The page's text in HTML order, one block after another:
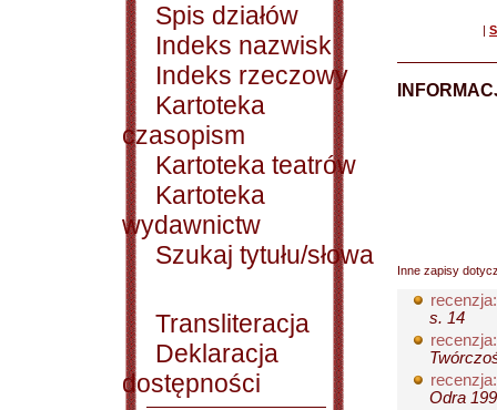
Spis działów
Indeks nazwisk
Indeks rzeczowy
Kartoteka
czasopism
Kartoteka teatrów
Kartoteka
wydawnictw
Szukaj tytułu/słowa
Transliteracja
Deklaracja
dostępności
|
Inne zapisy
recenzja:
s. 14
recenzja:
recenzja:
Odra